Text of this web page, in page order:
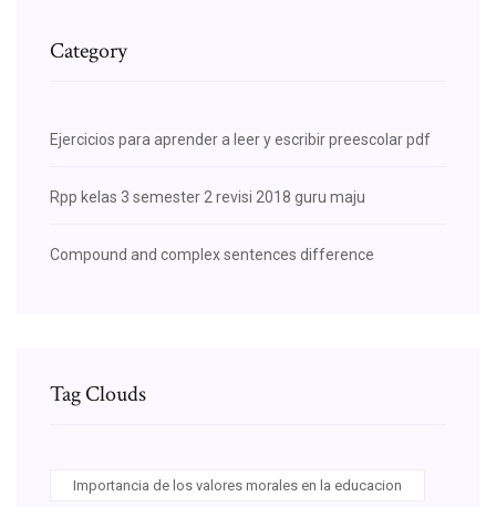
Category
Ejercicios para aprender a leer y escribir preescolar pdf
Rpp kelas 3 semester 2 revisi 2018 guru maju
Compound and complex sentences difference
Tag Clouds
Importancia de los valores morales en la educacion